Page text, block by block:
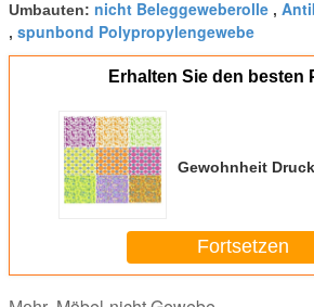
Umbauten: nicht Beleggeweberolle ,
, spunbond Polypropylengewebe
Erhalten Sie den besten
Gewohnheit
Fortsetzen